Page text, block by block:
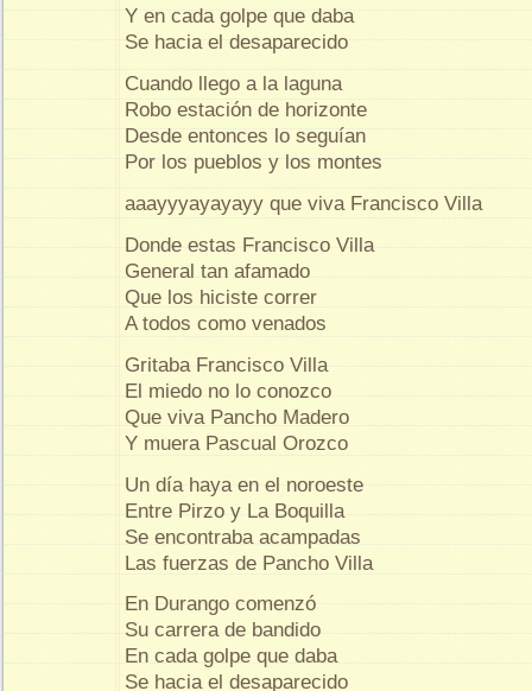
Y en cada golpe que daba
Se hacia el desaparecido
Cuando llego a la laguna
Robo estación de horizonte
Desde entonces lo seguían
Por los pueblos y los montes
aaayyyayayayy que viva Francisco Villa
Donde estas Francisco Villa
General tan afamado
Que los hiciste correr
A todos como venados
Gritaba Francisco Villa
El miedo no lo conozco
Que viva Pancho Madero
Y muera Pascual Orozco
Un día haya en el noroeste
Entre Pirzo y La Boquilla
Se encontraba acampadas
Las fuerzas de Pancho Villa
En Durango comenzó
Su carrera de bandido
En cada golpe que daba
Se hacia el desaparecido